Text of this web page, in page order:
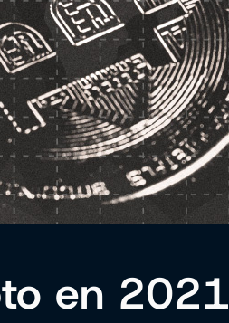
en 2021